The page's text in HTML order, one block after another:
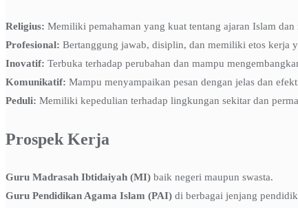
Religius: Memiliki pemahaman yang kuat tentang ajaran Islam
Profesional: Bertanggung jawab, disiplin, dan memiliki etos kerja
Inovatif: Terbuka terhadap perubahan dan mampu
Komunikatif: Mampu menyampaikan pesan dengan jelas dan
Peduli: Memiliki kepedulian terhadap lingkungan sekitar dan
Prospek Kerja
Guru Madrasah Ibtidaiyah (MI) baik negeri maupun swasta.
Guru Pendidikan Agama Islam (PAI) di berbagai jenjang